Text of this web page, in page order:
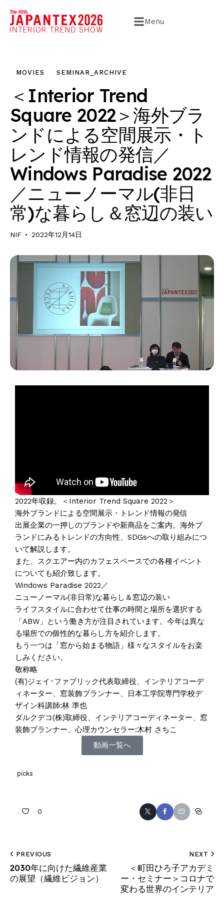
Menu
MOVIES SEMINAR_ARCHIVE
＜Interior Trend
Square 2022＞海外ブラ
ンドによる空間展示・ト
レンド情報の発信／
Windows Paradise 2022
／ニューノーマル(非日
常)な暮らし＆窓辺の装い
NIF 2022年12月14日
2022年収録。＜Interior Trend Square 2022＞
海外ブランドによる空間展示・トレンド情報の発信
出展企業の一押しのブランドや新商品をご案内。海外ブ
ランドにみるトレンドの方向性、SDGsへの取り組みにつ
いて解説します。
また、スクエアー内のカフェスペースでの各種イベント
についても紹介致します。
Windows Paradise 2022／
ニューノーマル(非日常)な暮らし＆窓辺の装い
ライフスタイルに合わせて仕事の時間と場所を選択する
「ABW」という働き方が注目されています。今年は異な
る場所での個性的な暮らし方を紹介します。
もう一つは「窓から始まる物語」様々なスタイルをお楽
しみください。
敬称略
(有)ジェイ･ファブリック代表取締役、インテリアコーデ
ィネーター、窓装飾プランナー、日本工学院専門学校デ
ザイン科講師:林 準也
ダルクデコ(株)取締役、インテリアコーディネーター、窓
装飾プランナー、心理カウンセラー:木村 さちこ
動画一覧へ
picks
0
PREVIOUS
2030年に向けた繊維産業
の展望（繊維ビジョン）
NEXT
＜町田ひろ子アカデミ
ー・セミナー＞コロナで
変わる世界のインテリア